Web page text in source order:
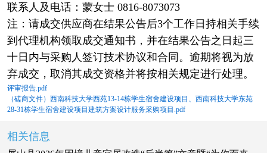
联系人及电话：蒙女士 0816-8073073
注：请成交供应商在结果公告后3个工作日持相关手续
到代理机构领取成交通知书，并在结果公告之日起三
十日内与采购人签订技术协议和合同。逾期将视为放
弃成交，取消其成交资格并将按相关规定进行处理。
评审报告.pdf
（磋商文件）西南科技大学西苑13-14栋学生宿舍建设项目、西南科技大学东苑
28-31栋学生宿舍建设项目建筑方案设计服务采购项目.pdf
相关信息